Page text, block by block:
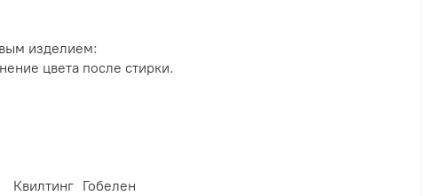
изделием:
цвета после стирки.
Квилтинг Гобелен